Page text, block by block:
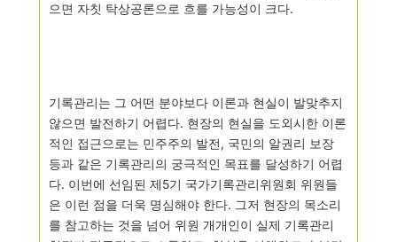
으면 자칫 탁상공론으로 흐를 가능성이 크다.
기록관리는 그 어떤 분야보다 이론과 현실이 발맞추지
않으면 발전하기 어렵다. 현장의 현실을 도외시한 이론
적인 접근으로는 민주주의 발전, 국민의 알권리 보장
등과 같은 기록관리의 궁극적인 목표를 달성하기 어렵
다. 이번에 선임된 제5기 국가기록관리위원회 위원들
은 이런 점을 더욱 명심해야 한다. 그저 현장의 목소리
를 참고하는 것을 넘어 위원 개개인이 실제 기록관리